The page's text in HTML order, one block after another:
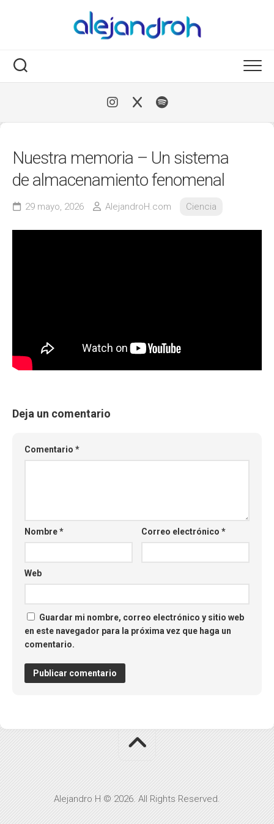
Nuestra memoria – Un sistema
de almacenamiento fenomenal
29 mayo, 2026 AlejandroH.com Ciencia
Deja un comentario
Comentario *
Nombre* Correo electrónico*
Web
Guardar mi nombre, correo electrónico y sitio web
en este navegador para la próxima vez que haga un
comentario.
Alejandro H © 2026. All Rights Reserved.